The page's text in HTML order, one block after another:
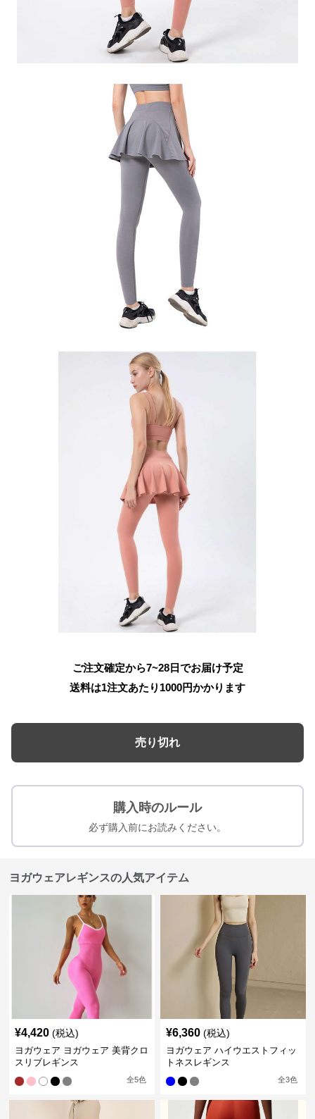
ご注文確定から7~28日でお届け予定
送料は1注文あたり 1000円かかります
売り切れ
購入時のルール
必ず購入前にお読みください。
ヨガウェアレギンスの人気アイテム
¥4,420 (税込)
ヨガウェア ヨガウェア 美背クロ
スリブレギンス
全5色
¥6,360 (税込)
ヨガウェア ハイウエストフィッ
トネスレギンス
全3色